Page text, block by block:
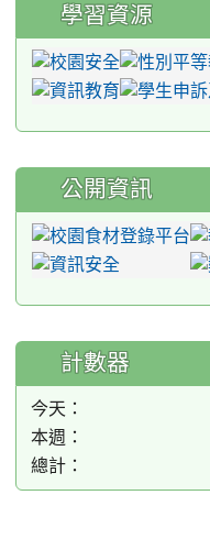
學習資源
公開資訊
計數器
今天：
本週：
總計：